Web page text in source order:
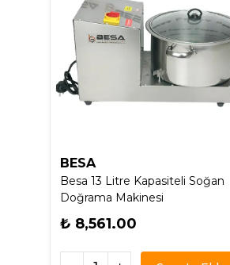
BESA
Besa 13 Litre Kapasiteli Soğan
Doğrama Makinesi
₺ 8,561.00